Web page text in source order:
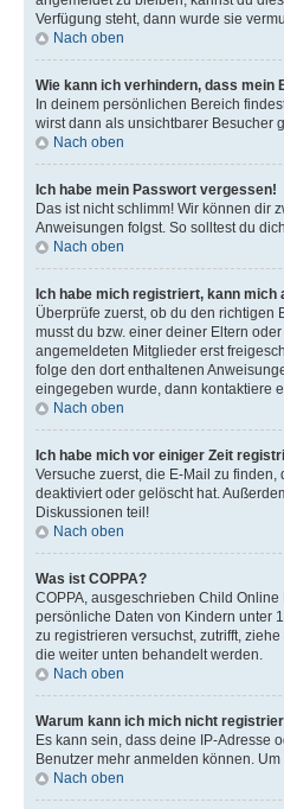
Verfügung steht, dann wurde sie
Nach oben
Wie kann ich verhindern, dass mein
In deinem persönlichen Bereich
wirst dann als unsichtbarer Besucher
Nach oben
Ich habe mein Passwort vergessen!
Das ist nicht schlimm! Wir können dir
Anweisungen folgst. So solltest du
Nach oben
Ich habe mich registriert, kann mich
Überprüfe zuerst, ob du den richtigen
musst du bzw. einer deiner Eltern
angemeldeten Mitglieder erst
folge den dort enthaltenen
eingegeben wurde, dann kontaktiere
Nach oben
Ich habe mich vor einiger Zeit
Versuche zuerst, die E-Mail zu
deaktiviert oder gelöscht hat.
Diskussionen teil!
Nach oben
Was ist COPPA?
COPPA, ausgeschrieben Child
persönliche Daten von Kindern unter
zu registrieren versuchst, zutrifft,
die weiter unten behandelt werden.
Nach oben
Warum kann ich mich nicht
Es kann sein, dass deine IP-Adresse
Benutzer mehr anmelden können.
Nach oben